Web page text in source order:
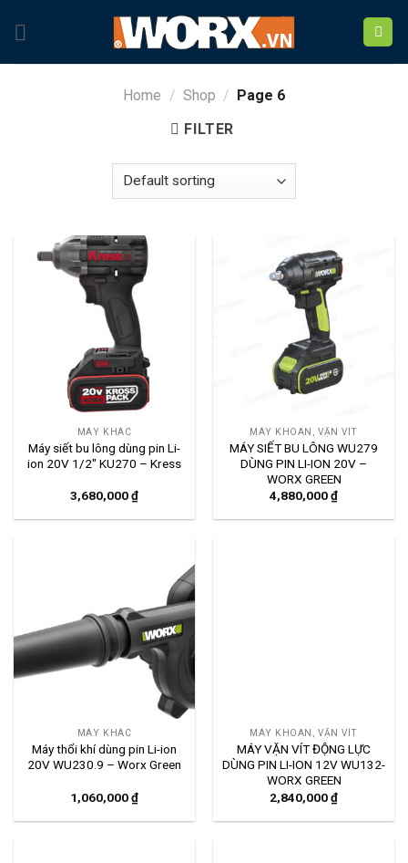
Home / Shop / Page 6
FILTER
MÁY KHÁC
Máy siết bu lông dùng pin Li-
ion 20V 1/2″ KU270 – Kress
3,680,000₫
MÁY KHOAN, VẶN VÍT
MÁY SIẾT BU LÔNG WU279
DÙNG PIN LI-ION 20V –
WORX GREEN
4,880,000₫
MÁY KHÁC
Máy thổi khí dùng pin Li-ion
20V WU230.9 – Worx Green
1,060,000₫
MÁY KHOAN, VẶN VÍT
MÁY VẶN VÍT ĐỘNG LỰC
DÙNG PIN LI-ION 12V WU132-
WORX GREEN
2,840,000₫